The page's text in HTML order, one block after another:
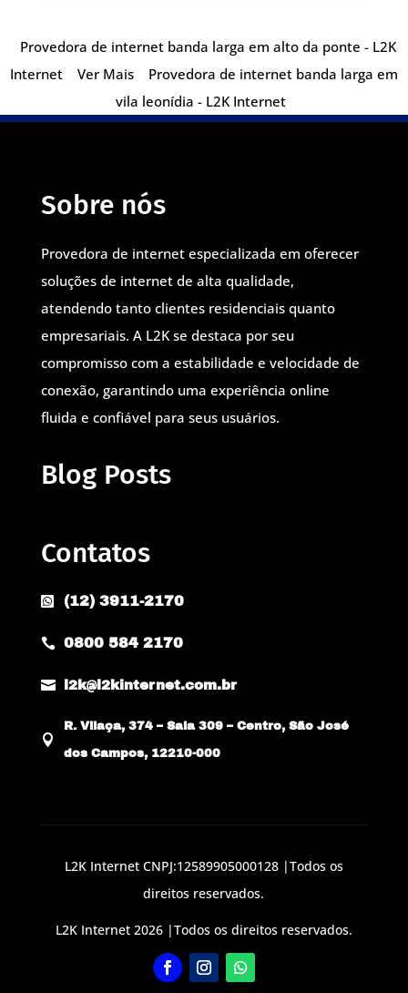
Provedora de internet banda larga em alto da ponte - L2K
Internet
Ver Mais
Provedora de internet banda larga em
vila leonídia - L2K Internet
Sobre nós
Provedora de internet especializada em oferecer
soluções de internet de alta qualidade,
atendendo tanto clientes residenciais quanto
empresariais. A L2K se destaca por seu
compromisso com a estabilidade e velocidade de
conexão, garantindo uma experiência online
fluida e confiável para seus usuários.
Blog Posts
Contatos
 (12) 3911-2170
 0800 584 2170
 l2k@l2kinternet.com.br

R. Vilaça, 374 – Sala 309 – Centro, São José
dos Campos, 12210-000
L2K Internet CNPJ:12589905000128 |Todos os
direitos reservados.
L2K Internet 2026 |Todos os direitos reservados.